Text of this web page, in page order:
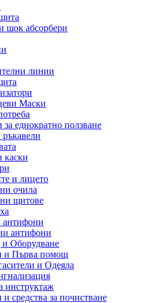
шок абсорбери
линии
Маски
еднократно ползване
каски
и лицето
очила
щитове
антифони
Оборудване
и Първа помощ
и Одеяла
инструктаж
средства за почистване